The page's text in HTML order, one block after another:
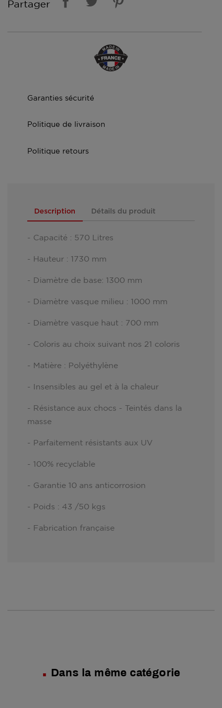
Partager
Garanties sécurité
Politique de livraison
Politique retours
Description Détails du produit
- Capacité : 570 Litres
- Hauteur : 1730 mm
- Diamètre de base: 1300 mm
- Diamètre vasque milieu : 1000 mm
- Diamètre vasque haut : 700 mm
- Coloris au choix suivant nos 21 coloris
- Matière : Polyéthylène
- Insensibles au gel et à la chaleur
- Résistance aux chocs - Teintés dans la
masse
- Parfaitement résistants aux UV
- 100% recyclable
- Garantie 10 ans anticorrosion
- Poids : 43 /50 kgs
- Fabrication française
Dans la même catégorie